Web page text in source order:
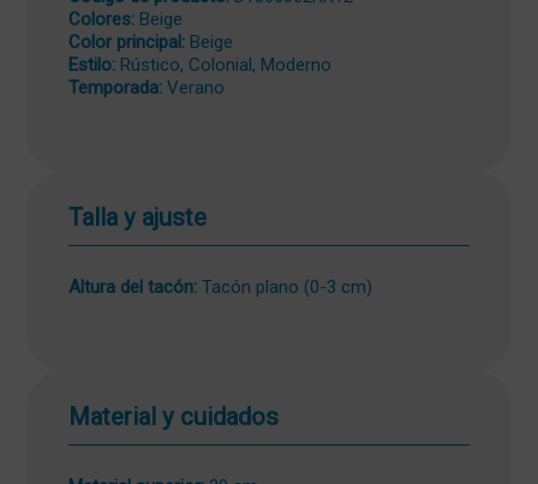
Colores: Beige
Color principal: Beige
Estilo: Rústico, Colonial, Moderno
Temporada: Verano
Talla y ajuste
Altura del tacón: Tacón plano (0-3 cm)
Material y cuidados